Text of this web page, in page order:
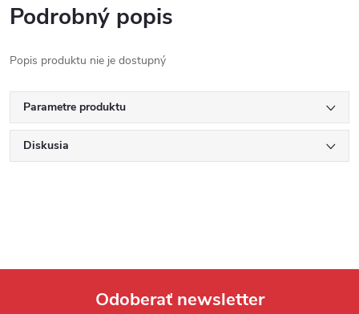
Podrobný popis
Popis produktu nie je dostupný
Parametre produktu
Diskusia
Odoberať newsletter